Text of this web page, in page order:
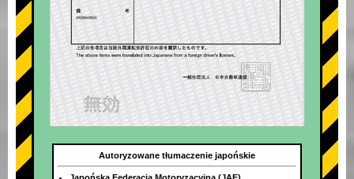
Autoryzowane tłumaczenie japońskie